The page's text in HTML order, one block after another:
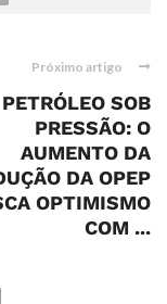
Próximo artigo
PETRÓLEO SOB
PRESSÃO: O
AUMENTO DA
DA OPEP
OPTIMISMO
COM ...